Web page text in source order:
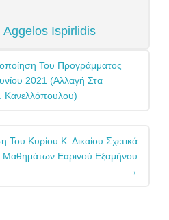
Aggelos Ispirlidis
Του Προγράμματος
2021 (Αλλαγή Στα
Κανελλόπουλου)
Κυρίου Κ. Δικαίου Σχετικά
Εαρινού Εξαμήνου
→